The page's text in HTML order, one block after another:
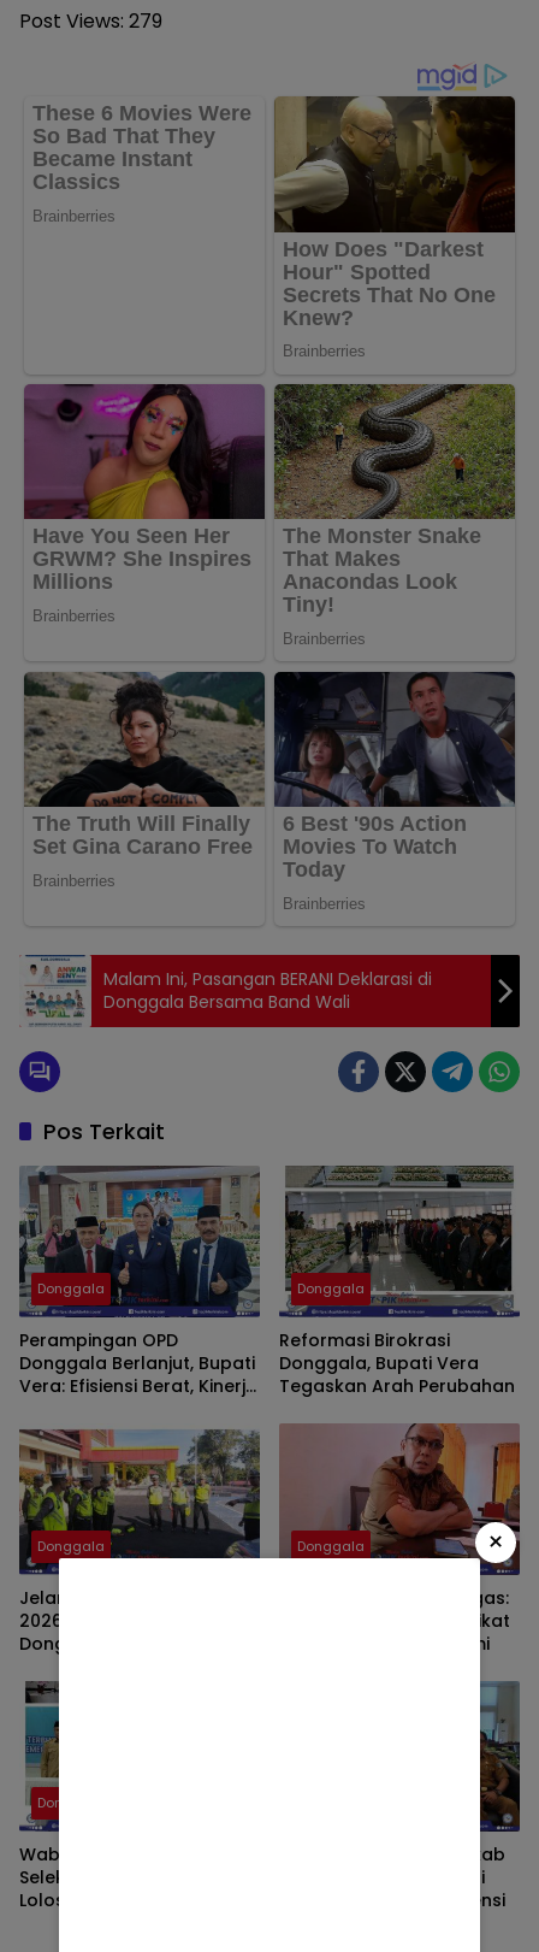
Post Views: 279
Malam Ini, Pasangan BERANI Deklarasi di
Donggala Bersama Band Wali
Pos Terkait
Donggala
Perampingan OPD
Donggala Berlanjut, Bupati
Vera: Efisiensi Berat, Kinerja
Donggala
Reformasi Birokrasi
Donggala, Bupati Vera
Tegaskan Arah Perubahan
Donggala
Jelang Operasi Ketupat
2026, Kasat Lantas Polres
Donggala Cek Kesiapan
Donggala
Kadisdik Donggala Tegas:
Audit Dana Revit dan Sikat
Pungli Tanpa Kompromi
Donggala
Wabup Donggala Buka
Seleksi JPT, 24 Peserta
Lolos Administrasi dari 5
Lima JPT Kosong, Pemkab
Donggala Gelar Seleksi
Terbuka Tanpa Intervensi
×